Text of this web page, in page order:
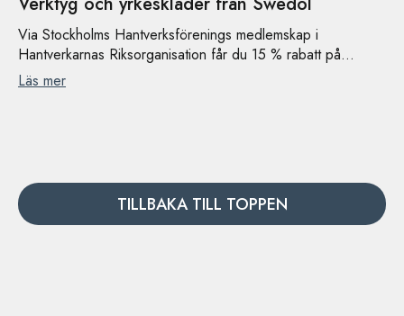
Via Stockholms Hantverksförenings medlemskap i
Hantverkarnas Riksorganisation får du 15 % rabatt på...
Läs mer
TILLBAKA TILL TOPPEN